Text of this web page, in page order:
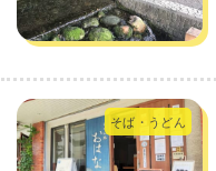
そば・うどん